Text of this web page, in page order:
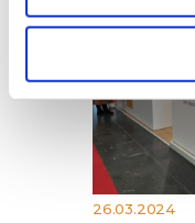
26.03.2024